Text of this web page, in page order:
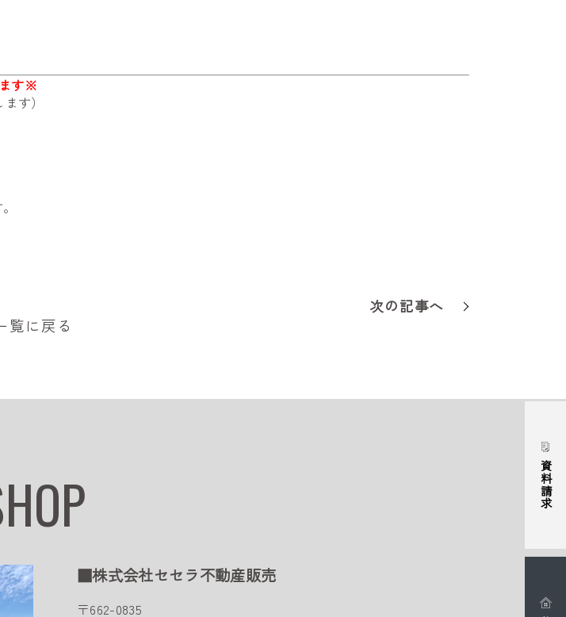
資料請求
す※
す）
次の記事へ
覧に戻る
■株式会社セセラ不動産販売
〒662-0835